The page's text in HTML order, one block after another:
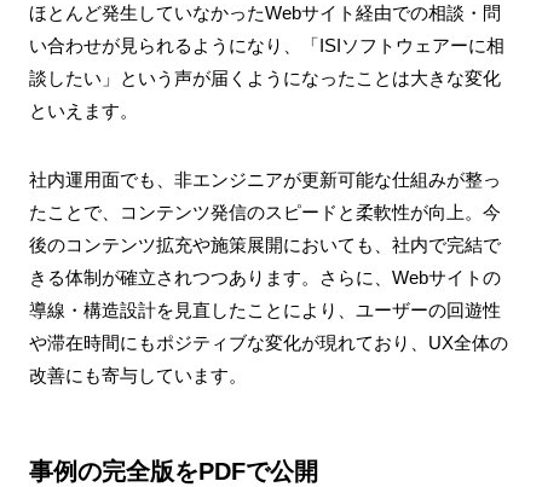
ほとんど発生していなかったWebサイト経由での相談・問
い合わせが見られるようになり、「ISIソフトウェアーに相
談したい」という声が届くようになったことは大きな変化
といえます。
社内運用面でも、非エンジニアが更新可能な仕組みが整っ
たことで、コンテンツ発信のスピードと柔軟性が向上。今
後のコンテンツ拡充や施策展開においても、社内で完結で
きる体制が確立されつつあります。さらに、Webサイトの
導線・構造設計を見直したことにより、ユーザーの回遊性
や滞在時間にもポジティブな変化が現れており、UX全体の
改善にも寄与しています。
事例の完全版をPDFで公開